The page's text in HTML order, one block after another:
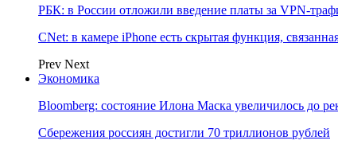
РБК: в России отложили введение платы за VPN-
CNet: в камере iPhone есть скрытая функция,
Prev Next
Экономика
Bloomberg: состояние Илона Маска увеличилось до
Сбережения россиян достигли 70 триллионов рублей